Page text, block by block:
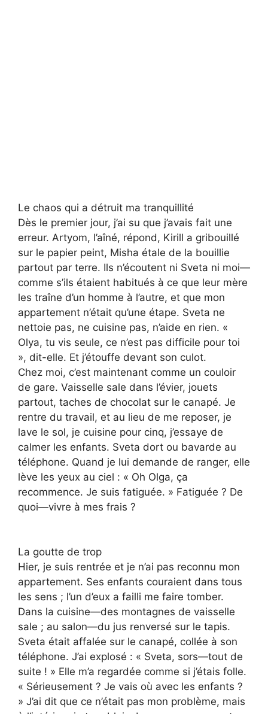
Le chaos qui a détruit ma tranquillité
Dès le premier jour, j’ai su que j’avais fait une
erreur. Artyom, l’aîné, répond, Kirill a gribouillé
sur le papier peint, Misha étale de la bouillie
partout par terre. Ils n’écoutent ni Sveta ni moi—
comme s’ils étaient habitués à ce que leur mère
les traîne d’un homme à l’autre, et que mon
appartement n’était qu’une étape. Sveta ne
nettoie pas, ne cuisine pas, n’aide en rien. «
Olya, tu vis seule, ce n’est pas difficile pour toi
», dit-elle. Et j’étouffe devant son culot.
Chez moi, c’est maintenant comme un couloir
de gare. Vaisselle sale dans l’évier, jouets
partout, taches de chocolat sur le canapé. Je
rentre du travail, et au lieu de me reposer, je
lave le sol, je cuisine pour cinq, j’essaye de
calmer les enfants. Sveta dort ou bavarde au
téléphone. Quand je lui demande de ranger, elle
lève les yeux au ciel : « Oh Olga, ça
recommence. Je suis fatiguée. » Fatiguée ? De
quoi—vivre à mes frais ?
La goutte de trop
Hier, je suis rentrée et je n’ai pas reconnu mon
appartement. Ses enfants couraient dans tous
les sens ; l’un d’eux a failli me faire tomber.
Dans la cuisine—des montagnes de vaisselle
sale ; au salon—du jus renversé sur le tapis.
Sveta était affalée sur le canapé, collée à son
téléphone. J’ai explosé : « Sveta, sors—tout de
suite ! » Elle m’a regardée comme si j’étais folle.
« Sérieusement ? Je vais où avec les enfants ?
» J’ai dit que ce n’était pas mon problème, mais